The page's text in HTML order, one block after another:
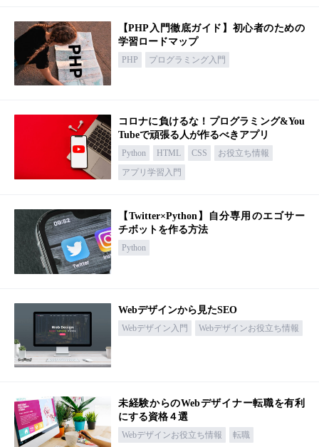
【PHP入門徹底ガイド】初心者のための
学習ロードマップ
PHP プログラミング入門
コロナに負けるな！プログラミング&You
Tubeで頑張る人が作るべきアプリ
Python HTML CSS
お役立ち情報
アプリ学習入門
【Twitter×Python】自分専用のエゴサー
チボットを作る方法
Python
Webデザインから見たSEO
Webデザイン入門 Webデザインお役立ち情報
未経験からのWebデザイナー転職を有利
にする資格４選
Webデザインお役立ち情報 転職